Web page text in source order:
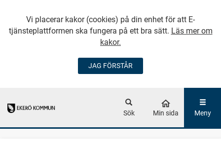
Vi placerar kakor (cookies) på din enhet för att E-
tjänsteplattformen ska fungera på ett bra sätt. Läs mer om
kakor.
JAG FÖRSTÅR
GÅ DIREKT TILL
Sök Min sida Meny